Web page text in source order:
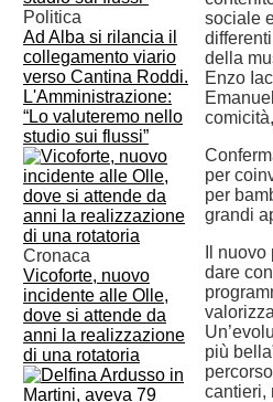
Politica
Ad Alba si rilancia il
collegamento viario
verso Cantina Roddi.
L'Amministrazione:
“Lo valuteremo nello
studio sui flussi”
Cronaca
Vicoforte, nuovo
incidente alle Olle,
dove si attende da
anni la realizzazione
di una rotatoria
sociale
della
Enzo
per
per
grandi
Il
dare
più
cantieri,